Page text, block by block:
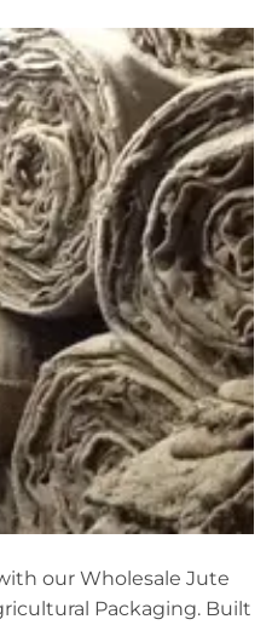
our Wholesale Jute
Packaging. Built